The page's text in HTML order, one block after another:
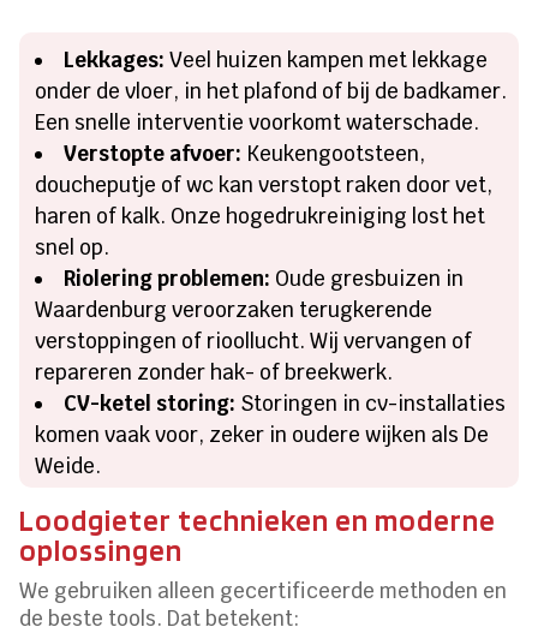
Lekkages: Veel huizen kampen met lekkage
onder de vloer, in het plafond of bij de badkamer.
Een snelle interventie voorkomt waterschade.
Verstopte afvoer: Keukengootsteen,
doucheputje of wc kan verstopt raken door vet,
haren of kalk. Onze hogedrukreiniging lost het
snel op.
Riolering problemen: Oude gresbuizen in
Waardenburg veroorzaken terugkerende
verstoppingen of rioollucht. Wij vervangen of
repareren zonder hak- of breekwerk.
CV-ketel storing: Storingen in cv-installaties
komen vaak voor, zeker in oudere wijken als De
Weide.
Loodgieter technieken en moderne
oplossingen
We gebruiken alleen gecertificeerde methoden en
de beste tools. Dat betekent: